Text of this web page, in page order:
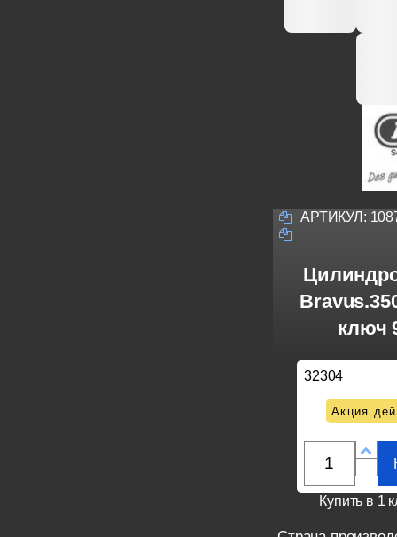
АРТИКУЛ:
ключ
32304
Акция
Купить в 1